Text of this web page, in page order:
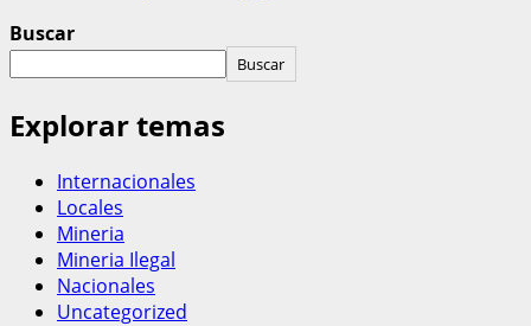
Buscar
Buscar
Explorar temas
Internacionales
Locales
Mineria
Mineria Ilegal
Nacionales
Uncategorized